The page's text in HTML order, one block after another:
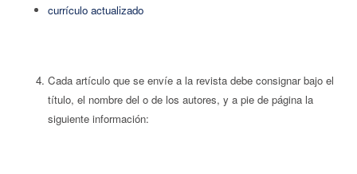
currí­culo actualizado
Cada artículo que se enví­e a la revista debe consignar bajo el
tí­tulo, el nombre del o de los autores, y a pie de página la
siguiente información: